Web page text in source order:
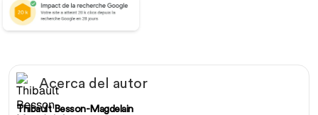
Acerca del autor
Thibault Besson-Magdelain